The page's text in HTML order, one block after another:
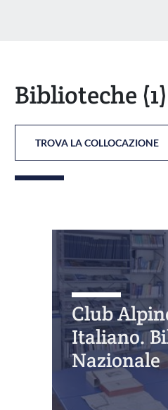
Biblioteche (1)
TROVA LA COLLOCAZIONE
Club
Italiano.
Nazionale